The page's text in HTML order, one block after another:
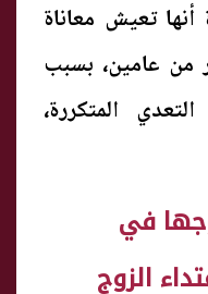
تعيش معاناة
من عامين، بسبب
المتكررة،
في
الزوج